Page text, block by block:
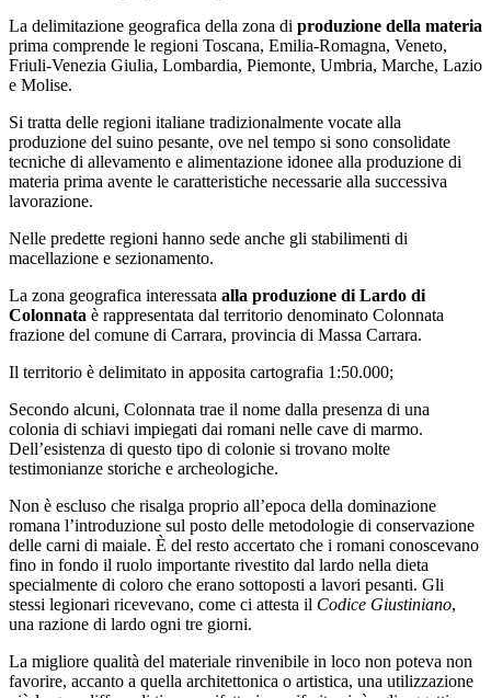
La delimitazione geografica della zona di produzione della materia
prima comprende le regioni Toscana, Emilia-Romagna, Veneto,
Friuli-Venezia Giulia, Lombardia, Piemonte, Umbria, Marche, Lazio
e Molise.
Si tratta delle regioni italiane tradizionalmente vocate alla
produzione del suino pesante, ove nel tempo si sono consolidate
tecniche di allevamento e alimentazione idonee alla produzione di
materia prima avente le caratteristiche necessarie alla successiva
lavorazione.
Nelle predette regioni hanno sede anche gli stabilimenti di
macellazione e sezionamento.
La zona geografica interessata alla produzione di Lardo di
Colonnata è rappresentata dal territorio denominato Colonnata
frazione del comune di Carrara, provincia di Massa Carrara.
Il territorio è delimitato in apposita cartografia 1:50.000;
Secondo alcuni, Colonnata trae il nome dalla presenza di una
colonia di schiavi impiegati dai romani nelle cave di marmo.
Dell’esistenza di questo tipo di colonie si trovano molte
testimonianze storiche e archeologiche.
Non è escluso che risalga proprio all’epoca della dominazione
romana l’introduzione sul posto delle metodologie di conservazione
delle carni di maiale. È del resto accertato che i romani conoscevano
fino in fondo il ruolo importante rivestito dal lardo nella dieta
specialmente di coloro che erano sottoposti a lavori pesanti. Gli
stessi legionari ricevevano, come ci attesta il Codice Giustiniano,
una razione di lardo ogni tre giorni.
La migliore qualità del materiale rinvenibile in loco non poteva non
favorire, accanto a quella architettonica o artistica, una utilizzazione